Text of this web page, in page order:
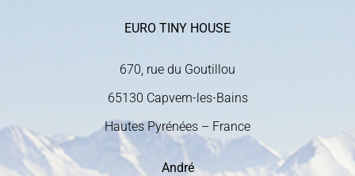
EURO TINY HOUSE
670, rue du Goutillou
65130 Capvern-les-Bains
Hautes Pyrénées – France
André